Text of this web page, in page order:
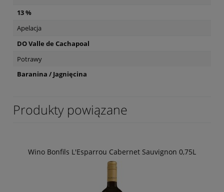
13 %
Apelacja
DO Valle de Cachapoal
Potrawy
Baranina / Jagnięcina
Produkty powiązane
Wino Bonfils L'Esparrou Cabernet Sauvignon 0,75L